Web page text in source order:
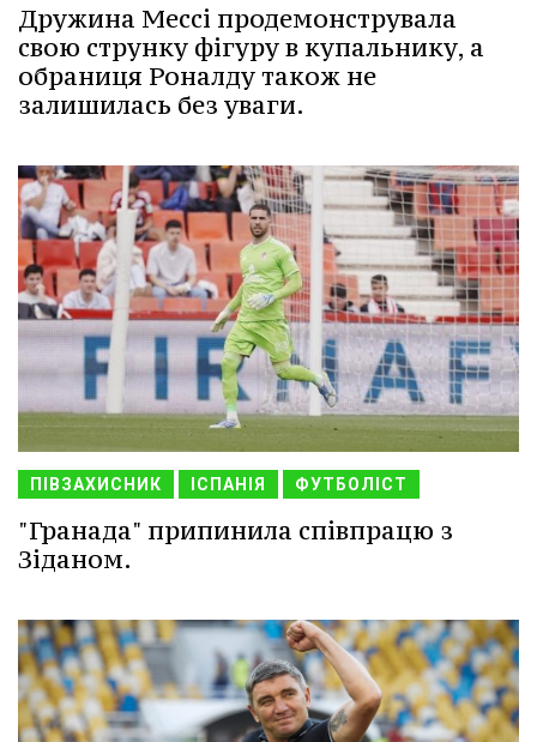
Дружина Мессі продемонструвала
свою струнку фігуру в купальнику, а
обраниця Роналду також не
залишилась без уваги.
ПІВЗАХИСНИК ІСПАНІЯ ФУТБОЛІСТ
"Гранада" припинила співпрацю з
Зіданом.